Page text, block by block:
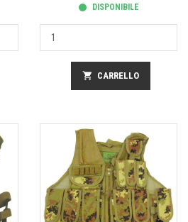
DISPONIBILE
shopping_cart CARRELLO